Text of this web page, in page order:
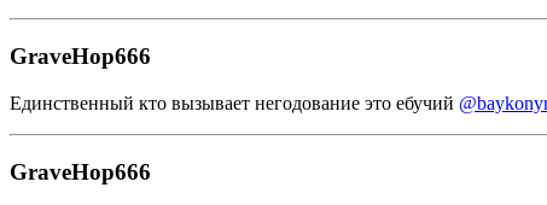
GraveHop666
Единственный кто вызывает негодование это ебучий
GraveHop666